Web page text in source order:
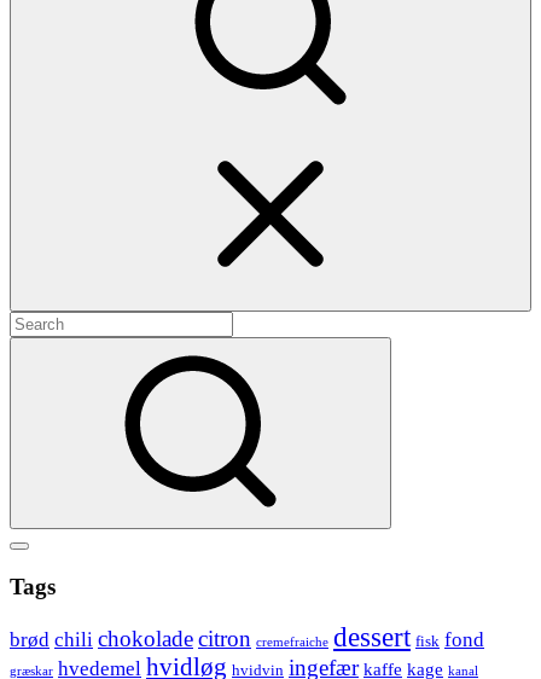
Search
for:
Show
sidebar
Header
Wrapper
Tags
brød chili chokoladecitron cremefraiche dessert fisk fond
græskar hvedemel hvidløg hvidvin ingefær kaffe kage kanal